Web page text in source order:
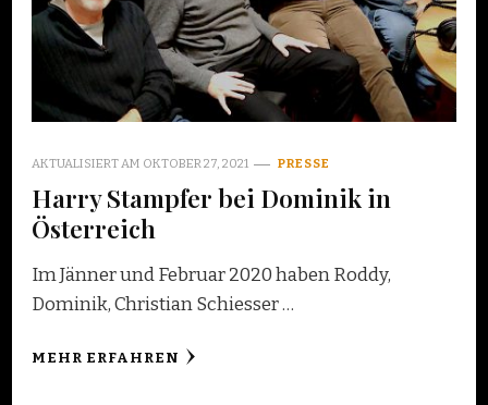
AKTUALISIERT AM OKTOBER 27, 2021 PRESSE
Harry Stampfer bei Dominik in
Österreich
Im Jänner und Februar 2020 haben Roddy,
Dominik, Christian Schiesser …
MEHR ERFAHREN